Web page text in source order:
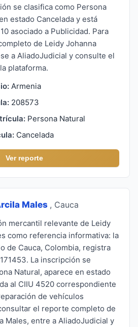
se clasifica como Persona
estado Cancelada y está
asociado a Publicidad. Para
de Leidy Johanna
a AliadoJudicial y consulte el
plataforma.
Armenia
208573
Persona Natural
Cancelada
Ver reporte
Males , Cauca
mercantil relevante de Leidy
como referencia informativa: la
de Cauca, Colombia, registra
La inscripción se
Natural, aparece en estado
al CIIU 4520 correspondiente
de vehículos
el reporte completo de
Males, entre a AliadoJudicial y